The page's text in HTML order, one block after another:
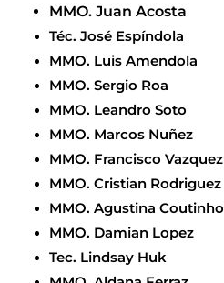
MMO. Juan Acosta
Téc. José Espíndola
MMO. Luis Amendola
MMO. Sergio Roa
MMO. Leandro Soto
MMO. Marcos Nuñez
MMO. Francisco Vazquez
MMO. Cristian Rodriguez
MMO. Agustina Coutinho
MMO. Damian Lopez
Tec. Lindsay Huk